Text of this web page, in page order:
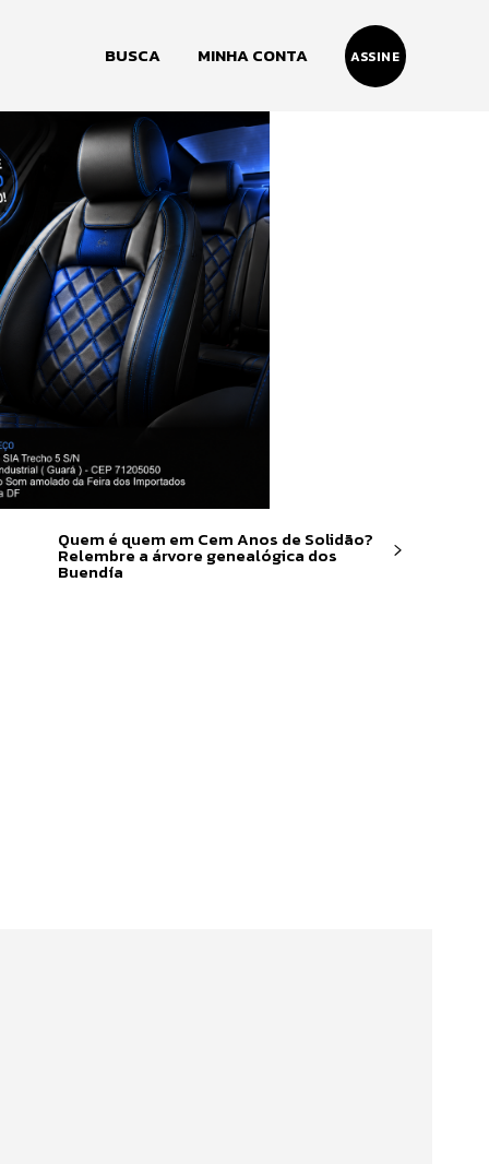
BUSCA MINHA CONTA ASSINE
Quem é quem em Cem Anos de Solidão?
Relembre a árvore genealógica dos
Buendía